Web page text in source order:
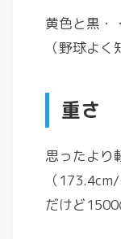
黄色と黒・
（野球よく
重さ
思ったより
（
だけど